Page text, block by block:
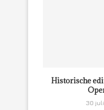
Historische
30